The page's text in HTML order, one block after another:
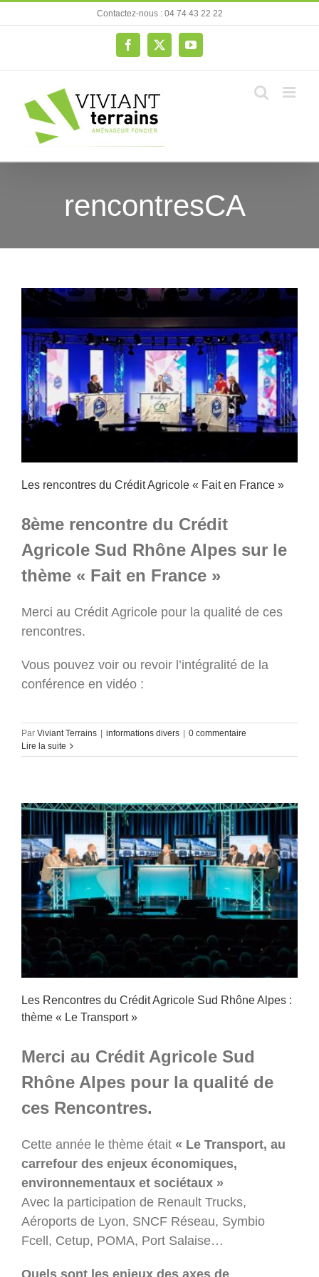
au
Contactez-nous : 04 74 43 22 22
Facebook
X YouTube
rencontresCA
Les rencontres du Crédit Agricole « Fait en France »
8ème rencontre du Crédit
Agricole Sud Rhône Alpes sur le
thème « Fait en France »
Merci au Crédit Agricole pour la qualité de ces
rencontres.
Vous pouvez voir ou revoir l’intégralité de la
conférence en vidéo :
Par Viviant Terrains informations divers
0 commentaire
Lire la suite
Les Rencontres du Crédit Agricole Sud Rhône Alpes :
thème « Le Transport »
Merci au Crédit Agricole Sud
Rhône Alpes pour la qualité de
ces Rencontres.
Cette année le thème était « Le Transport, au
carrefour des enjeux économiques,
environnementaux et sociétaux »
Avec la participation de Renault Trucks,
Aéroports de Lyon, SNCF Réseau, Symbio
Fcell, Cetup, POMA, Port Salaise…